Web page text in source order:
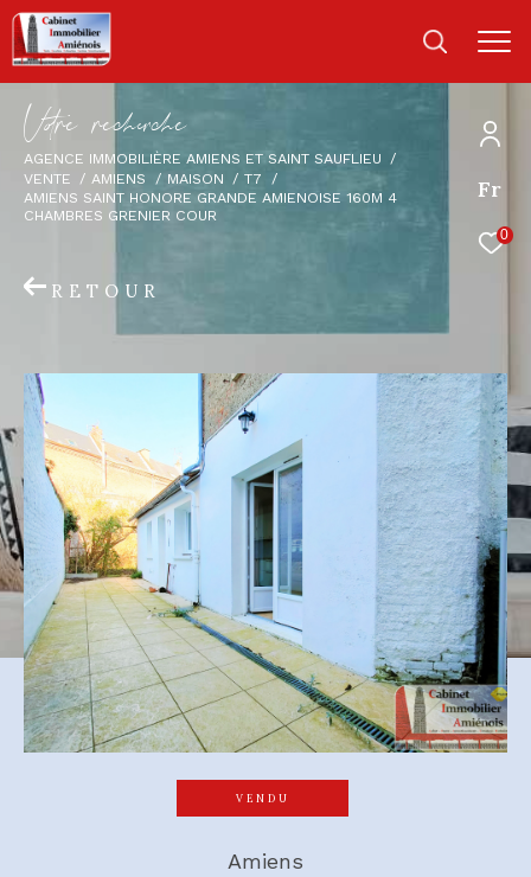
Fr
0
Vore recece
AGENCE IMMOBILIÈRE AMIENS ET SAINT SAUFLIEU
VENTE
AMIENS MAISON
T7
AMIENS SAINT HONORE GRANDE AMIENOISE 160M 4
CHAMBRES GRENIER COUR
RETOUR
VENDU
Amiens